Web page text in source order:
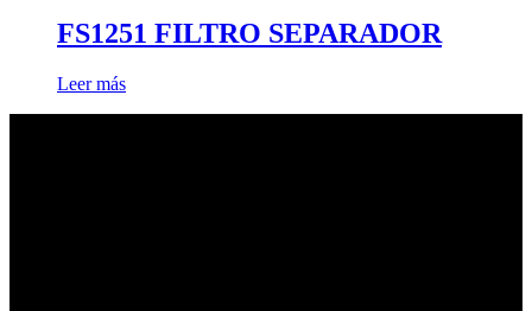
FS1251 FILTRO SEPARADOR
Leer más